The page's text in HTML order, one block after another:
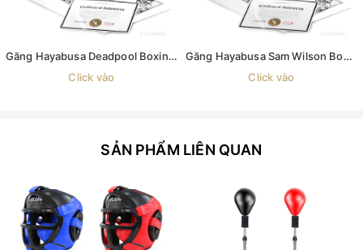
Găng Hayabusa Deadpool Boxing Gloves
Click vào
Găng Hayabusa Sam Wilson Boxing Gloves
Click vào
SẢN PHẨM LIÊN QUAN